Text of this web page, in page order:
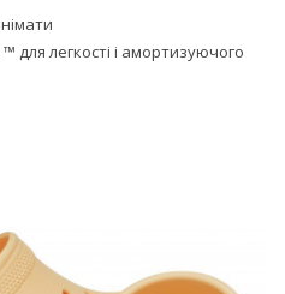
для легкості і амортизуючого